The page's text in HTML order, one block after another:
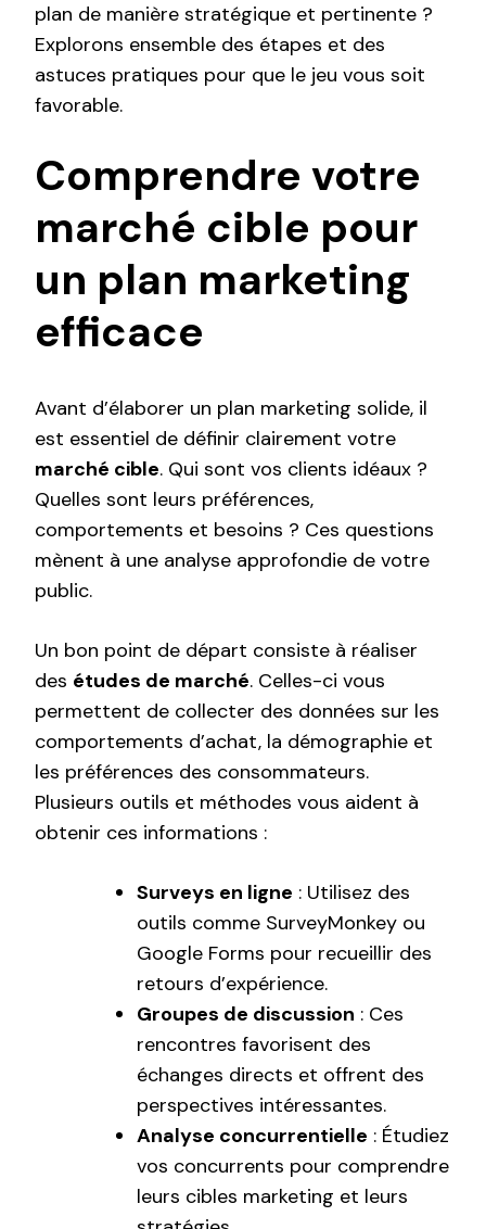
plan de manière stratégique et pertinente ?
Explorons ensemble des étapes et des
astuces pratiques pour que le jeu vous soit
favorable.
Comprendre votre
marché cible pour
un plan marketing
efficace
Avant d’élaborer un plan marketing solide, il
est essentiel de définir clairement votre
marché cible. Qui sont vos clients idéaux ?
Quelles sont leurs préférences,
comportements et besoins ? Ces questions
mènent à une analyse approfondie de votre
public.
Un bon point de départ consiste à réaliser
des études de marché. Celles-ci vous
permettent de collecter des données sur les
comportements d’achat, la démographie et
les préférences des consommateurs.
Plusieurs outils et méthodes vous aident à
obtenir ces informations :
Surveys en ligne : Utilisez des
outils comme SurveyMonkey ou
Google Forms pour recueillir des
retours d’expérience.
Groupes de discussion : Ces
rencontres favorisent des
échanges directs et offrent des
perspectives intéressantes.
Analyse concurrentielle : Étudiez
vos concurrents pour comprendre
leurs cibles marketing et leurs